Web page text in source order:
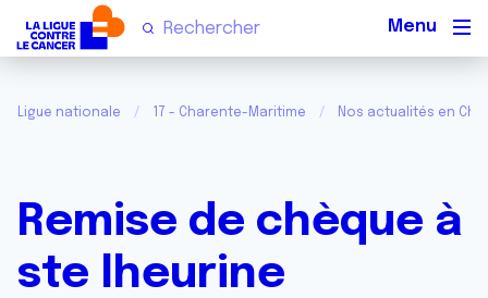
Ligue nationale 17 - Charente-Maritime Nos actualités en
Remise de chèque à
ste lheurine